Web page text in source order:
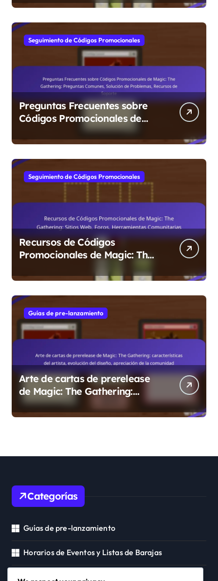
Estrategias de Jugadores
Seguimiento de Códigos Promocionales
Preguntas Frecuentes sobre
Códigos Promocionales de
Magic: The Gathering:
Preguntas Comunes, Solución
de Problemas, Recursos de
Soporte
Seguimiento de Códigos Promocionales
Recursos de Códigos
Promocionales de Magic: The
Herramientas Comunitarias
Guías de pre-lanzamiento
Arte de cartas de prerelease
de Magic: The Gathering:
características del artista,
evolución del diseño,
Categorías
Guías de pre-lanzamiento
Horarios de Eventos y Listas de Barajas
Seguimiento de Códigos Promocionales